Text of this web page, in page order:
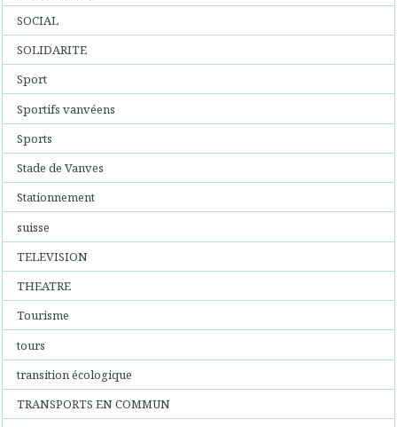
SOCIAL
SOLIDARITE
Sport
Sportifs vanvéens
Sports
Stade de Vanves
Stationnement
suisse
TELEVISION
THEATRE
Tourisme
tours
transition écologique
TRANSPORTS EN COMMUN